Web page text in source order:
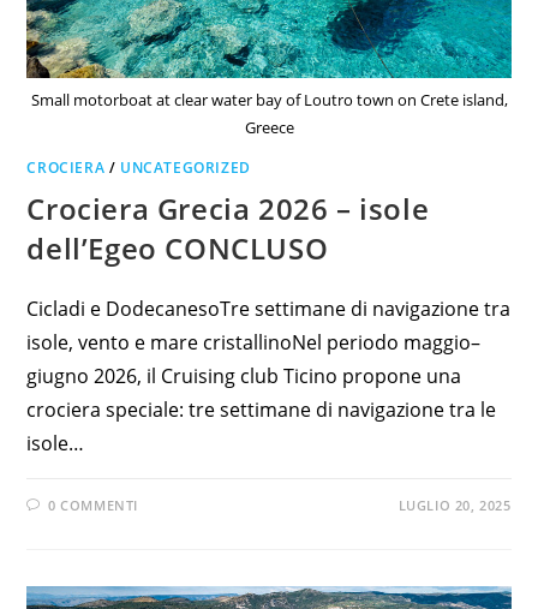
Small motorboat at clear water bay of Loutro town on Crete island,
Greece
CROCIERA / UNCATEGORIZED
Crociera Grecia 2026 – isole
dell’Egeo CONCLUSO
Cicladi e DodecanesoTre settimane di navigazione tra
isole, vento e mare cristallinoNel periodo maggio–
giugno 2026, il Cruising club Ticino propone una
crociera speciale: tre settimane di navigazione tra le
isole…
0 COMMENTI LUGLIO 20, 2025